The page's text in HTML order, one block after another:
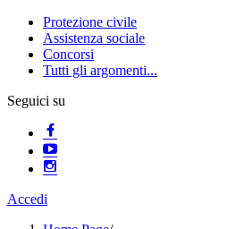
Protezione civile
Assistenza sociale
Concorsi
Tutti gli argomenti...
Seguici su
Accedi